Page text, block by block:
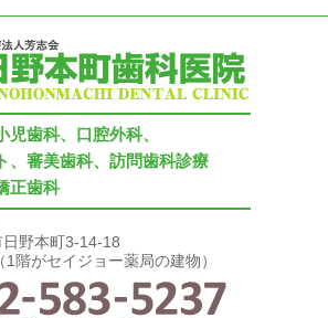
児歯科、口腔外科、
、審美歯科、訪問歯科診療
正歯科
野本町3-14-18
階がセイジョー薬局の建物）